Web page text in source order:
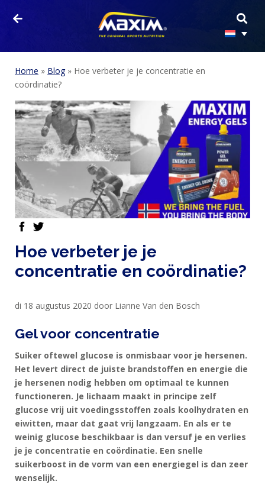
Home » Blog» Hoe verbeter je je concentratie en
coördinatie?
facebook
Hoe verbeter je je
concentratie en coördinatie?
di 18 augustus 2020 door Lianne Van den Bosch
Gel voor concentratie
Suiker oftewel glucose is onmisbaar voor je hersenen.
Het levert direct de juiste brandstoffen en energie die
je hersenen nodig hebben om optimaal te kunnen
functioneren. Je lichaam maakt in principe zelf
glucose vrij uit voedingsstoffen zoals koolhydraten en
eiwitten, maar dat gaat vrij langzaam. En als er te
weinig glucose beschikbaar is dan versuf je en verlies
je je concentratie en coördinatie. Een snelle
suikerboost in de vorm van een energiegel is dan zeer
wenselijk.
HOME
PRODUCTEN
SPORTVOEDING
EN
HERSTEL
SPORT
EN
DIEET
MAXIM
TRAINING
CIRKEL
MAXIM